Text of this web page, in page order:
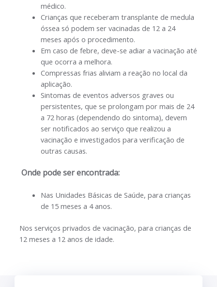
médico.
Crianças que receberam transplante de medula
óssea só podem ser vacinadas de 12 a 24
meses após o procedimento.
Em caso de febre, deve-se adiar a vacinação até
que ocorra a melhora.
Compressas frias aliviam a reação no local da
aplicação.
Sintomas de eventos adversos graves ou
persistentes, que se prolongam por mais de 24
a 72 horas (dependendo do sintoma), devem
ser notificados ao serviço que realizou a
vacinação e investigados para verificação de
outras causas.
Onde pode ser encontrada:
Nas Unidades Básicas de Saúde, para crianças
de 15 meses a 4 anos.
Nos serviços privados de vacinação, para crianças de
12 meses a 12 anos de idade.